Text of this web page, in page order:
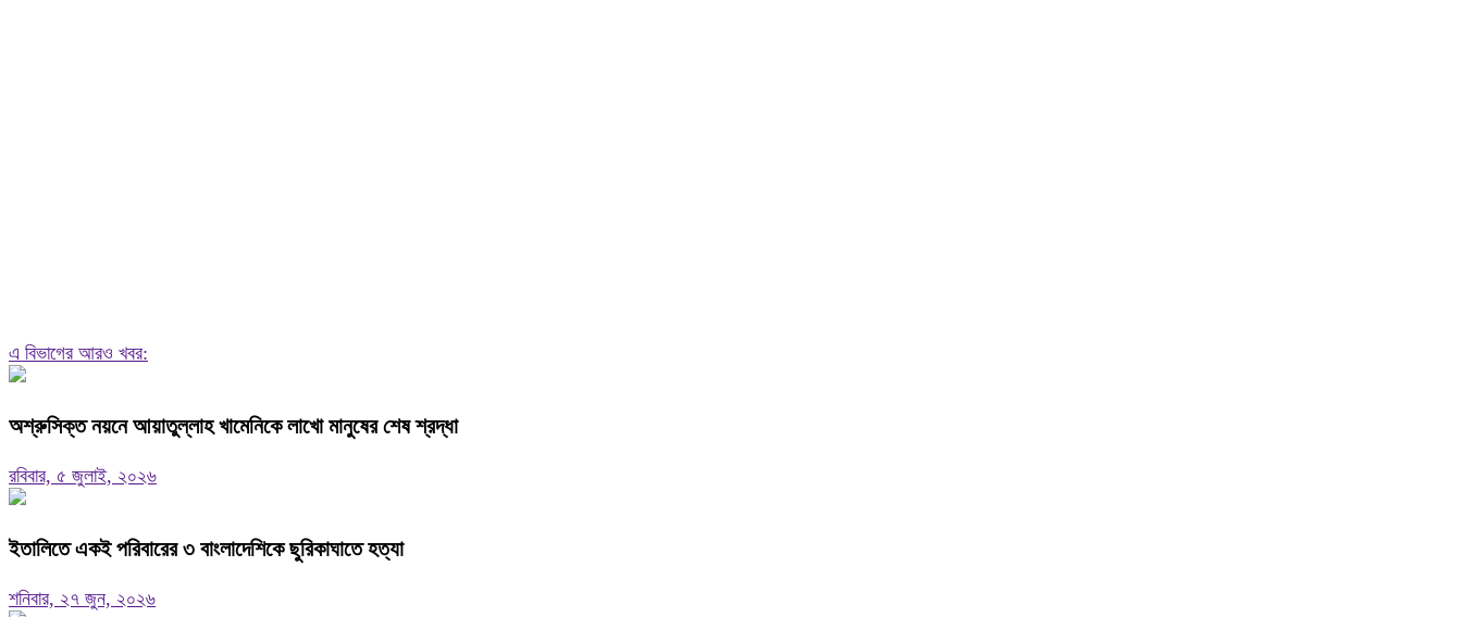
এ বিভাগের আরও খবর:
অশ্রুসিক্ত নয়নে আয়াতুল্লাহ খামেনিকে লাখো মানুষের শেষ শ্রদ্ধা
রবিবার, ৫ জুলাই, ২০২৬
ইতালিতে একই পরিবারের ৩ বাংলাদেশিকে ছুরিকাঘাতে হত্যা
শনিবার, ২৭ জুন, ২০২৬